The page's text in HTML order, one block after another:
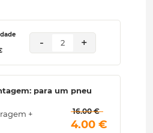
- 2 +
para um pneu
+
16.00 €
4.00 €